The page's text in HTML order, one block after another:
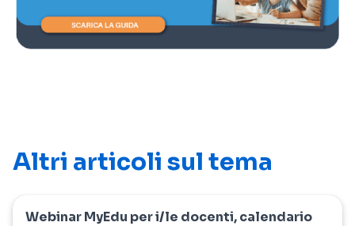
Altri articoli sul tema
myedu
Webinar MyEdu per i/le docenti, calendario